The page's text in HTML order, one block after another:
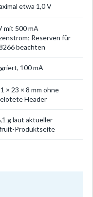
etwa 1,0 V
mit 500 mA
Reserven für
beachten
100 mA
× 23 × 8 mm ohne
Header
g laut aktueller
Produktseite